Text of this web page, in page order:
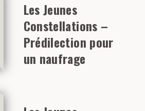
Les Jeunes
Constellations –
Prédilection pour
un naufrage